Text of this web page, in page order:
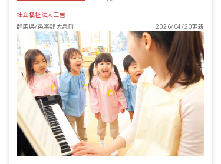
社会福祉法人三吉
群馬県/邑楽郡大泉町
2026/04/20更新